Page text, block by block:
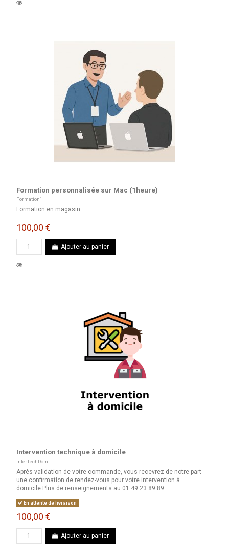
Formation personnalisée sur Mac (1heure)
Formation1H
Formation en magasin
100,00 €
Ajouter au panier
Intervention technique à domicile
InterTechDom
Après validation de votre commande, vous recevrez de notre part
une confirmation de rendez-vous pour votre intervention à
domicile.Plus de renseignements au 01 49 23 89 89.
En attente de livraison
100,00 €
Ajouter au panier